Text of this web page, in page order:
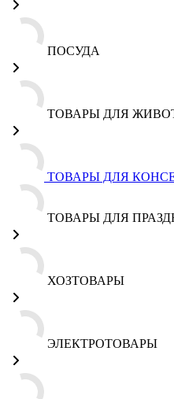
ПОСУДА
ТОВАРЫ ДЛЯ
ТОВАРЫ ДЛЯ
ТОВАРЫ ДЛЯ
ХОЗТОВАРЫ
ЭЛЕКТРОТОВАРЫ